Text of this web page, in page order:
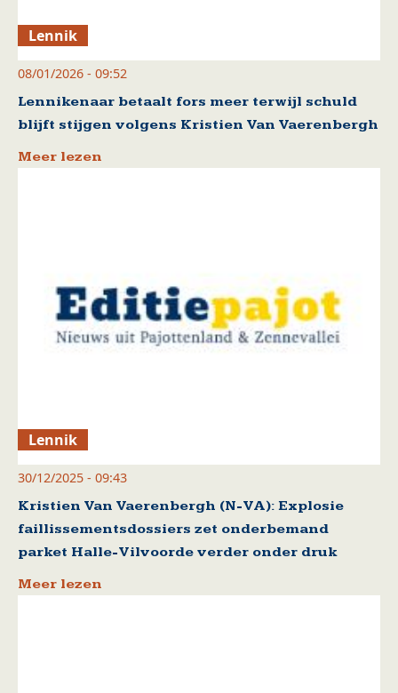
Lennik
08/01/2026 - 09:52
Lennikenaar betaalt fors meer terwijl schuld
blijft stijgen volgens Kristien Van Vaerenbergh
Meer lezen
Lennik
30/12/2025 - 09:43
Kristien Van Vaerenbergh (N-VA): Explosie
faillissementsdossiers zet onderbemand
parket Halle-Vilvoorde verder onder druk
Meer lezen